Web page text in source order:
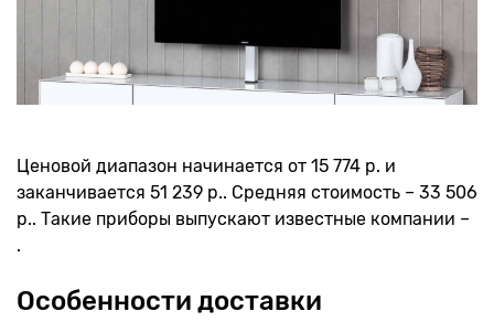
Ценовой диапазон начинается от 15 774 р. и
заканчивается 51 239 р.. Средняя стоимость – 33 506
р.. Такие приборы выпускают известные компании –
.
Особенности доставки